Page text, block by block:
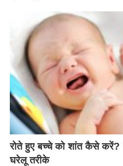
रोते हुए बच्चे को शांत कैसे
घरेलू तरीके